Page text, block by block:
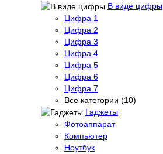
В виде цифры
Цифра 1
Цифра 2
Цифра 3
Цифра 4
Цифра 5
Цифра 6
Цифра 7
Все категории (10)
Гаджеты
Фотоаппарат
Компьютер
Ноутбук